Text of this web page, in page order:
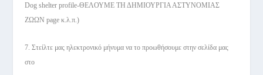
Dog shelter profile-ΘΕΛΟΥΜΕ ΤΗ ΔΗΜΙΟΥΡΓΙΑ ΑΣΤΥΝΟΜΙΑΣ
ΖΩΩΝ page κ.λ.π.)
7. Στείλτε μας ηλεκτρονικό μήνυμα να το προωθήσουμε στην σελίδα μας
στο